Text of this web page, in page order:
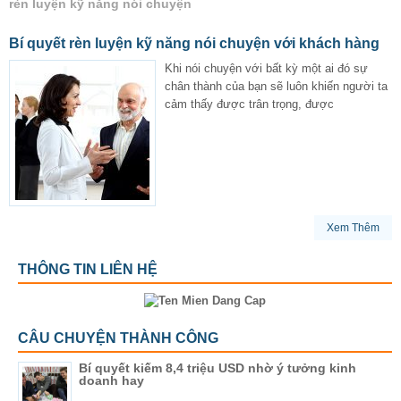
rèn luyện kỹ năng nói chuyện
Bí quyết rèn luyện kỹ năng nói chuyện với khách hàng
Khi nói chuyện với bất kỳ một ai đó sự
chân thành của bạn sẽ luôn khiến người ta
cảm thấy được trân trọng, được
Xem Thêm
THÔNG TIN LIÊN HỆ
CÂU CHUYỆN THÀNH CÔNG
Bí quyết kiếm 8,4 triệu USD nhờ ý tưởng kinh
doanh hay